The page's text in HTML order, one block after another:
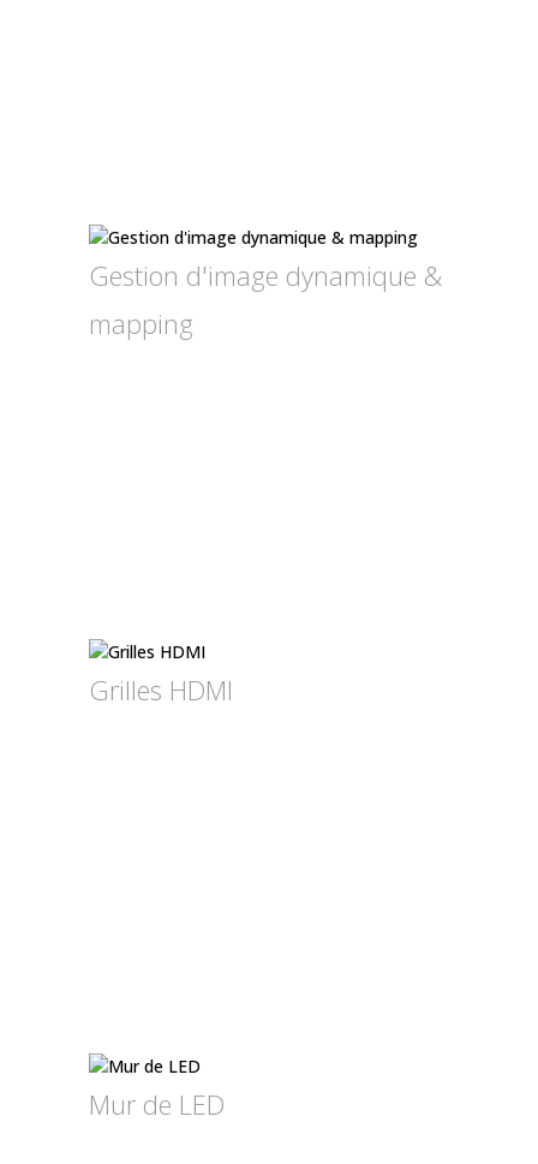
Gestion d'image dynamique &
mapping
Grilles HDMI
Mur de LED